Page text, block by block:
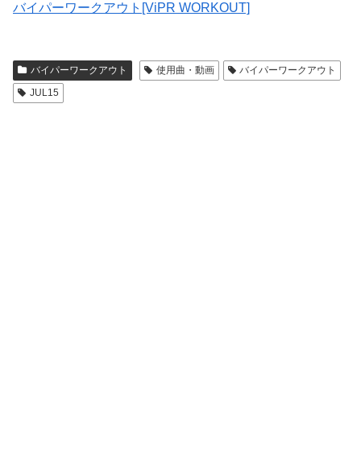
バイパーワークアウト[ViPR WORKOUT]
バイパーワークアウト 使用曲・動画
バイパーワークアウト
JUL15